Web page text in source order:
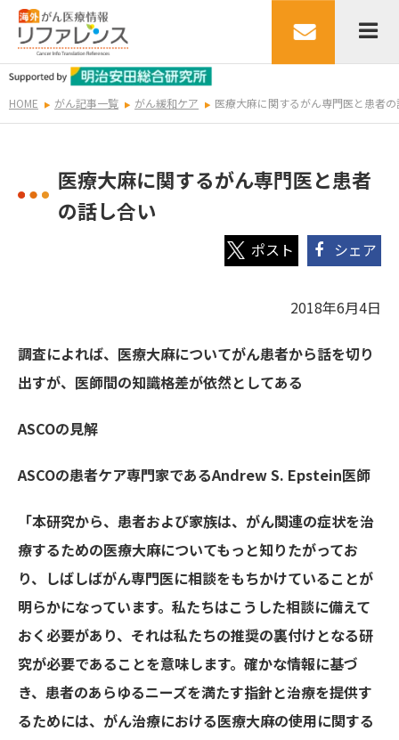
HOME がん記事一覧 がん緩和ケア 医療大麻に関するがん専門医と患者
医療大麻に関するがん専門医と患者
の話し合い
シェア
2018年6月4日
調査によれば、医療大麻についてがん患者から話を切り
出すが、医師間の知識格差が依然としてある
ASCOの見解
ASCOの患者ケア専門家であるAndrew S. Epstein医師
「本研究から、患者および家族は、がん関連の症状を治
療するための医療大麻についてもっと知りたがってお
り、しばしばがん専門医に相談をもちかけていることが
明らかになっています。 私たちはこうした相談に備えて
おく必要があり、それは私たちの推奨の裏付けとなる研
究が必要であることを意味します。 確かな情報に基づ
き、患者のあらゆるニーズを満たす指針と治療を提供す
るためには、がん治療における医療大麻の使用に関する